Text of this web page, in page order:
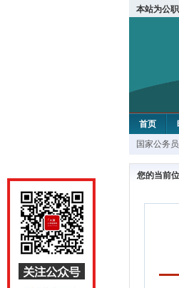
本站为公
首页
教材中心
国家公务
您的当前